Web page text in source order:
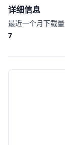
详细信息
最近一个月下载量
7